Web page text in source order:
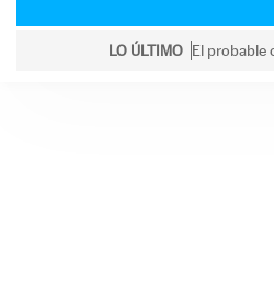
LO ÚLTIMO El probable